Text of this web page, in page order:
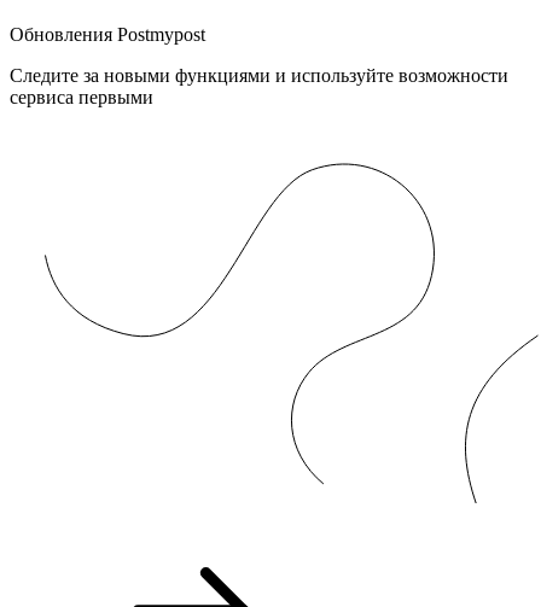
Обновления Postmypost
Следите за новыми функциями и используйте возможности
сервиса первыми